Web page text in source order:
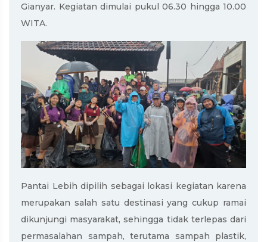
Gianyar. Kegiatan dimulai pukul 06.30 hingga 10.00
WITA.
Pantai Lebih dipilih sebagai lokasi kegiatan karena
merupakan salah satu destinasi yang cukup ramai
dikunjungi masyarakat, sehingga tidak terlepas dari
permasalahan sampah, terutama sampah plastik,